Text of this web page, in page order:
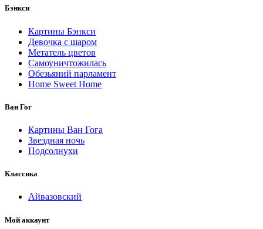
Бэнкси
Картины Бэнкси
Девочка с шаром
Метатель цветов
Самоуничтожилась
Обезьяний парламент
Home Sweet Home
Ван Гог
Картины Ван Гога
Звездная ночь
Подсолнухи
Классика
Айвазовский
Мой аккаунт